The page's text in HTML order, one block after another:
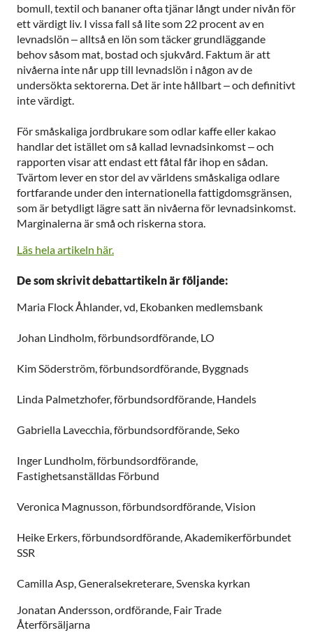
bomull, textil och bananer ofta tjänar långt under nivån för
ett värdigt liv. I vissa fall så lite som 22 procent av en
levnadslön – alltså en lön som täcker grundläggande
behov såsom mat, bostad och sjukvård. Faktum är att
nivåerna inte når upp till levnadslön i någon av de
undersökta sektorerna. Det är inte hållbart – och definitivt
inte värdigt.
För småskaliga jordbrukare som odlar kaffe eller kakao
handlar det istället om så kallad levnadsinkomst – och
rapporten visar att endast ett fåtal får ihop en sådan.
Tvärtom lever en stor del av världens småskaliga odlare
fortfarande under den internationella fattigdomsgränsen,
som är betydligt lägre satt än nivåerna för levnadsinkomst.
Marginalerna är små och riskerna stora.
Läs hela artikeln här.
De som skrivit debattartikeln är följande:
Maria Flock Åhlander , vd, Ekobanken medlemsbank
Johan Lindholm, förbundsordförande, LO
Kim Söderström, förbundsordförande, Byggnads
Linda Palmetzhofer, förbundsordförande, Handels
Gabriella Lavecchia, förbundsordförande, Seko
Inger Lundholm, förbundsordförande,
Fastighetsanställdas Förbund
Veronica Magnusson, förbundsordförande, Vision
Heike Erkers, förbundsordförande, Akademikerförbundet
SSR
Camilla Asp, Generalsekreterare, Svenska kyrkan
Jonatan Andersson , ordförande, Fair Trade
Återförsäljarna